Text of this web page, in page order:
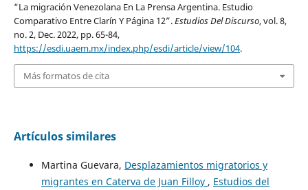
“La migración Venezolana En La Prensa Argentina. Estudio
Comparativo Entre Clarín Y Página 12”.Estudios Del Discurso, vol. 8,
no. 2, Dec. 2022, pp. 65-84,
https://esdi.uaem.mx/index.php/esdi/article/view/104.
Más formatos de cita
Artículos similares
Martina Guevara, Desplazamientos migratorios y
migrantes en Caterva de Juan Filloy , Estudios del